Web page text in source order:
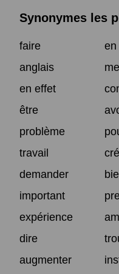
Synonymes les
faire
en
anglais
en effet
être
problème
travail
demander
important
expérience
dire
augmenter